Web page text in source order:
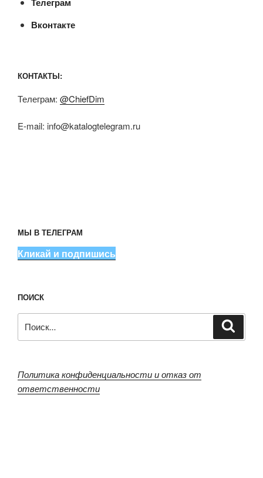
Вконтакте
КОНТАКТЫ:
Телеграм: @ChiefDim
E-mail: info@katalogtelegram.ru
МЫ В ТЕЛЕГРАМ
Кликай и подпишись
ПОИСК
Политика конфиденциальности и отказ от
ответственности